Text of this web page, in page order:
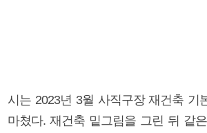
시는 2023년 3월 사직구장 재건축 기
마쳤다. 재건축 밑그림을 그린 뒤 같